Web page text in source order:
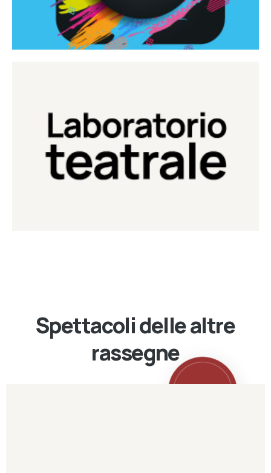
Laboratorio Teatrale
Laboratorio di teatro del Teatro Eduardo de Filippo
Continua
Spettacoli delle altre
rassegne